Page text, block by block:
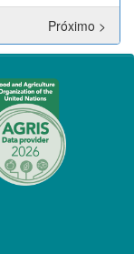
Próximo >